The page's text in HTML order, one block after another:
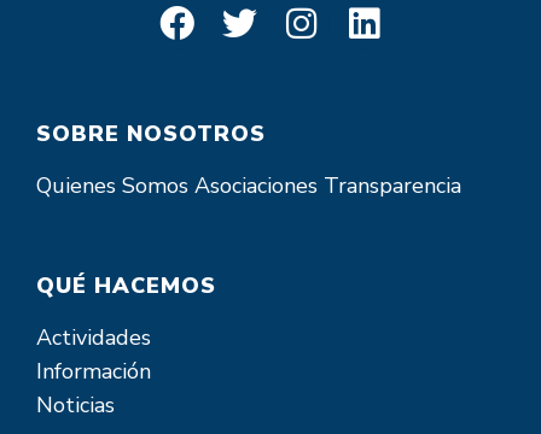
SOBRE NOSOTROS
Quienes Somos Asociaciones Transparencia
QUÉ HACEMOS
Actividades
Información
Noticias